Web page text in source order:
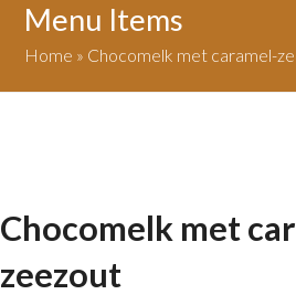
Menu Items
Home » Chocomelk met caramel-
Chocomelk met
zeezout